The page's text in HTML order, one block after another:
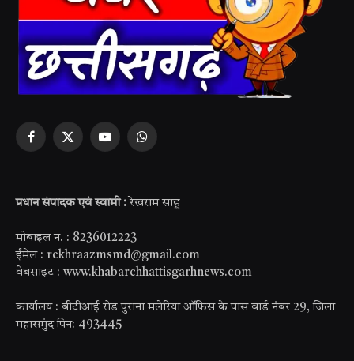
Facebook
X
YouTubeWhatsApp
प्रधान संपादक एवं स्वामी : रेखराम साहू
मोबाइल न. : 8236012223
ईमेल : rekhraazmsmd@gmail.com
वेबसाइट : www.khabarchhattisgarhnews.com
कार्यालय : बीटीआई रोड पुराना मलेरिया ऑफिस के पास वार्ड नंबर 29, जिला
महासमुंद पिन: 493445